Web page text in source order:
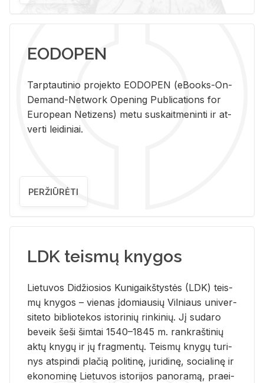
EODOPEN
Tarp­tau­ti­nio pro­jek­to EO­DO­PEN (eBo­oks-On-
De­mand-Ne­twork Ope­ning Pub­li­ca­tions for
Eu­ro­pe­an Ne­ti­zens) metu su­skait­me­nin­ti ir at­
ver­ti lei­di­niai.
PERŽIŪRĖTI
LDK teismų knygos
Lie­tu­vos Di­džio­sios Ku­ni­gaikš­tys­tės (LDK) teis­
mų kny­gos – vie­nas įdo­miau­sių Vil­niaus uni­ver­
si­te­to bi­b­lio­te­kos is­to­ri­nių rin­ki­nių. Jį su­da­ro
be­veik šeši šim­tai 1540–1845 m. rank­raš­ti­nių
aktų kny­gų ir jų frag­men­tų. Teis­mų kny­gų tu­ri­
nys at­spin­di pla­čią po­li­ti­nę, ju­ri­di­nę, so­cia­li­nę ir
eko­no­mi­nę Lie­tu­vos is­to­ri­jos pa­no­ra­mą, pra­ei­